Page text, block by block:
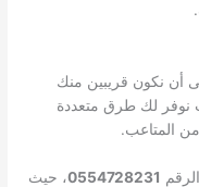
أن نكون قريبين منك
نوفر لك طرق متعددة
المتاعب.
0554728231، حيث